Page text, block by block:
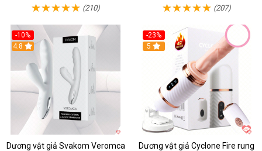
(210) (207)
-10%
4.8
Dương vật giả Svakom Veromca
-23%
5
Dương vật giả Cyclone Fire rung